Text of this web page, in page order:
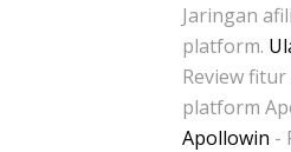
Jaringan
platform.
Review
platform
Apollowin -